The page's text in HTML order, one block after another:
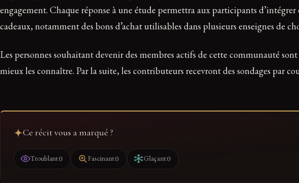
engagement. Chaque réponse à une étude permettra aux participants
cadeaux, notamment des bons d’achat utilisables dans plusieurs enseignes de
Les personnes souhaitant devenir des membres actifs de cette communauté
mieux les connaître. Par la suite, les contributeurs recevront des sondages par
Ce récit vous a marqué ?
Troublant0 Fascinant0 Glaçant0